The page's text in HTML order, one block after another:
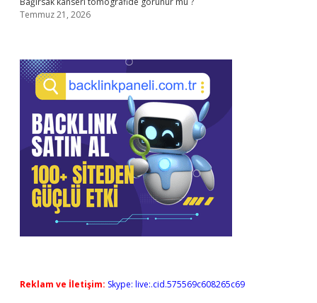
Temmuz 21, 2026
Reklam ve İletişim: Skype: live:.cid.575569c608265c69